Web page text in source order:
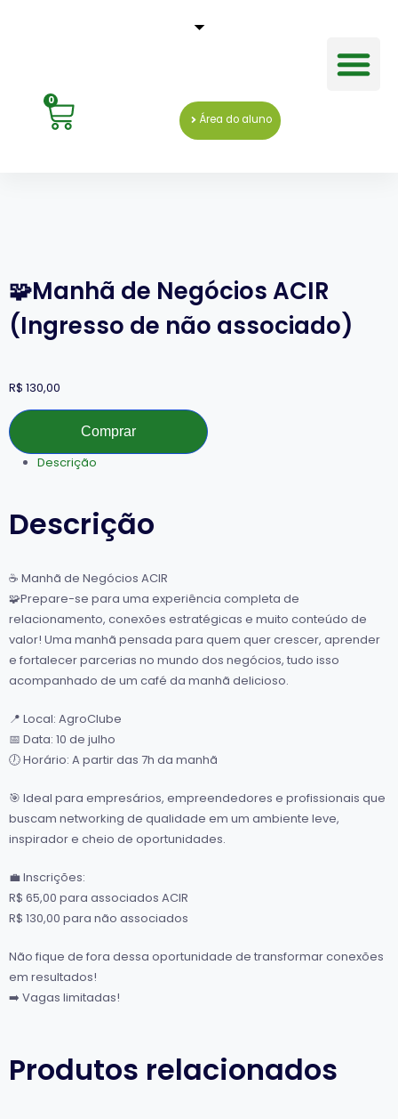
0
Área do aluno
🧩Manhã de Negócios ACIR
(Ingresso de não associado)
R$ 130,00
Comprar
Descrição
Descrição
☕ Manhã de Negócios ACIR
🧩Prepare-se para uma experiência completa de
relacionamento, conexões estratégicas e muito conteúdo de
valor! Uma manhã pensada para quem quer crescer, aprender
e fortalecer parcerias no mundo dos negócios, tudo isso
acompanhado de um café da manhã delicioso.
📍 Local: AgroClube
📅 Data: 10 de julho
🕖 Horário: A partir das 7h da manhã
🎯 Ideal para empresários, empreendedores e profissionais que
buscam networking de qualidade em um ambiente leve,
inspirador e cheio de oportunidades.
💼 Inscrições:
R$ 65,00 para associados ACIR
R$ 130,00 para não associados
Não fique de fora dessa oportunidade de transformar conexões
em resultados!
➡️ Vagas limitadas!
Produtos relacionados